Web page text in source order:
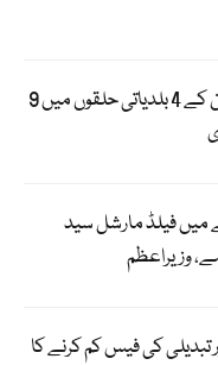
الیکشن کمیشن نے بلوچستان کے 4 بلدیاتی حلقوں میں 9
فیلڈ مارشل سید
وزیراعظم
تبدیلی کی فیس کم کرنے کا